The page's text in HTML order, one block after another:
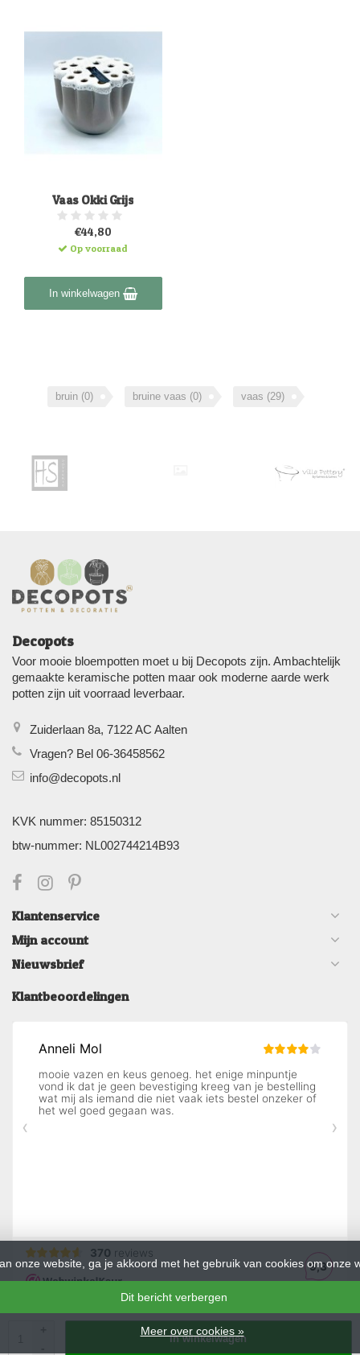
In winkelwagen
Vaas Okki Grijs
€44,80
Op voorraad
In winkelwagen
bruin (0) bruine vaas (0) vaas (29)
Decopots
Voor mooie bloempotten moet u bij Decopots zijn. Ambachtelijk
gemaakte keramische potten maar ook moderne aarde werk
potten zijn uit voorraad leverbaar.
Zuiderlaan 8a, 7122 AC Aalten
Vragen? Bel 06-36458562
info@decopots.nl
KVK nummer: 85150312
btw-nummer: NL002744214B93
Klantenservice
Mijn account
Nieuwsbrief
Klantbeoordelingen
onze website, ga je akkoord met het gebruik van cookies om onze
Dit bericht verbergen
Meer over cookies »
© Copyright 2026 Decopots - Theme byFrontlabel- Powered by